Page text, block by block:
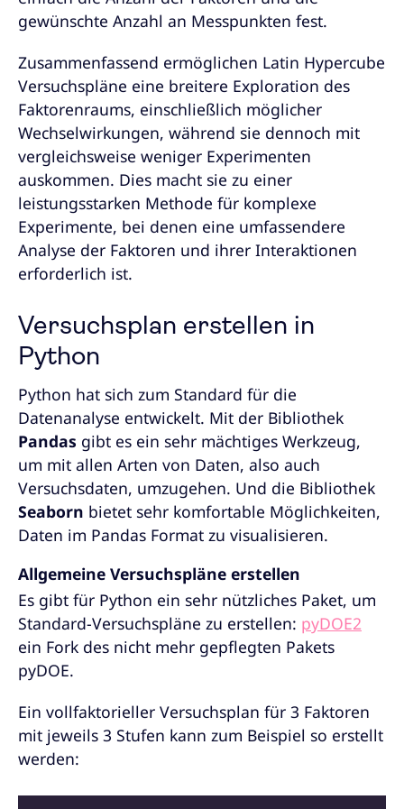
gewünschte Anzahl an Messpunkten fest.
Zusammenfassend ermöglichen Latin Hypercube
Versuchspläne eine breitere Exploration des
Faktorenraums, einschließlich möglicher
Wechselwirkungen, während sie dennoch mit
vergleichsweise weniger Experimenten
auskommen. Dies macht sie zu einer
leistungsstarken Methode für komplexe
Experimente, bei denen eine umfassendere
Analyse der Faktoren und ihrer Interaktionen
erforderlich ist.
Versuchsplan erstellen in
Python
Python hat sich zum Standard für die
Datenanalyse entwickelt. Mit der Bibliothek
Pandas gibt es ein sehr mächtiges Werkzeug,
um mit allen Arten von Daten, also auch
Versuchsdaten, umzugehen. Und die Bibliothek
Seaborn bietet sehr komfortable Möglichkeiten,
Daten im Pandas Format zu visualisieren.
Allgemeine Versuchspläne erstellen
Es gibt für Python ein sehr nützliches Paket, um
Standard-Versuchspläne zu erstellen: pyDOE2
ein Fork des nicht mehr gepflegten Pakets
pyDOE.
Ein vollfaktorieller Versuchsplan für 3 Faktoren
mit jeweils 3 Stufen kann zum Beispiel so erstellt
werden: